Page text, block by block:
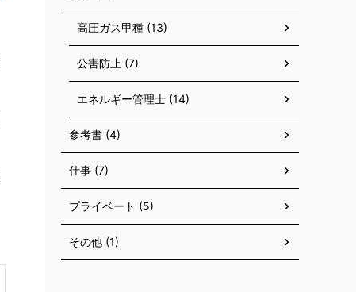
高圧ガス甲種 (13)
公害防止 (7)
エネルギー管理士 (14)
参考書 (4)
仕事 (7)
プライベート (5)
その他 (1)